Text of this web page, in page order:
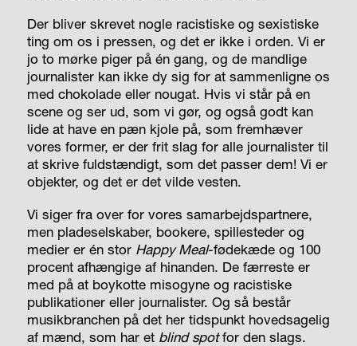
Der bliver skrevet nogle racistiske og sexistiske
ting om os i pressen, og det er ikke i orden. Vi er
jo to mørke piger på én gang, og de mandlige
journalister kan ikke dy sig for at sammenligne os
med chokolade eller nougat. Hvis vi står på en
scene og ser ud, som vi gør, og også godt kan
lide at have en pæn kjole på, som fremhæver
vores former, er der frit slag for alle journalister til
at skrive fuldstændigt, som det passer dem! Vi er
objekter, og det er det vilde vesten.
Vi siger fra over for vores samarbejdspartnere,
men pladeselskaber, bookere, spillesteder og
medier er én stor Happy Meal-fødekæde og 100
procent afhængige af hinanden. De færreste er
med på at boykotte misogyne og racistiske
publikationer eller journalister. Og så består
musikbranchen på det her tidspunkt hovedsagelig
af mænd, som har et blind spotfor den slags.